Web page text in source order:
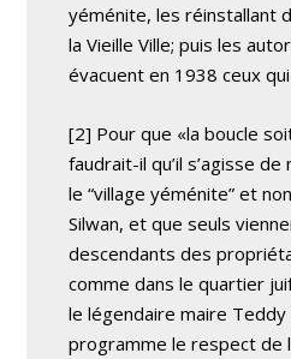
yéménite, les réinstallant
la Vieille Ville; puis les
évacuent en 1938 ceux
[2] Pour que «la boucle
faudrait-il qu’il s’agisse
le “village yéménite” et
Silwan, et que seuls
descendants des
comme dans le quartier
le légendaire maire
programme le respect de